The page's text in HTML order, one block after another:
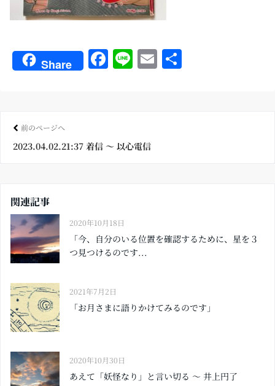
Share
Fa Li
E
前のページへ
2023.04.02.21:37 着信 〜 以心電信
関連記事
2020年10月18日
「今、自分のいる位置を確認するために、星を３
つ見つけるのです...
2021年7月2日
「お月さまに語りかけてみるのです」
2020年10月30日
あえて「妖怪なり」と言い切る 〜 井上円了